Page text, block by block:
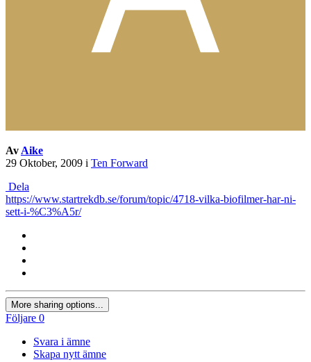
AvAike
29 Oktober, 2009 i Ten Forward
Dela
https://www.startrekdb.se/forum/topic/4718-vilka-biofilmer-har-ni-
sett-i-%C3%A5r/
More sharing options...
Följare 0
Svara i ämne
Skapa nytt ämne